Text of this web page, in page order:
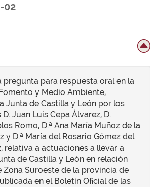
02
pregunta para respuesta oral en la
y Medio Ambiente,
Junta de Castilla y León por los
Juan Luis Cepa Álvarez, D.
Romo, D.ª Ana María Muñoz de la
y D.ª María del Rosario Gómez del
relativa a actuaciones a llevar a
de Castilla y León en relación
Zona Suroeste de la provincia de
en el Boletín Oficial de las